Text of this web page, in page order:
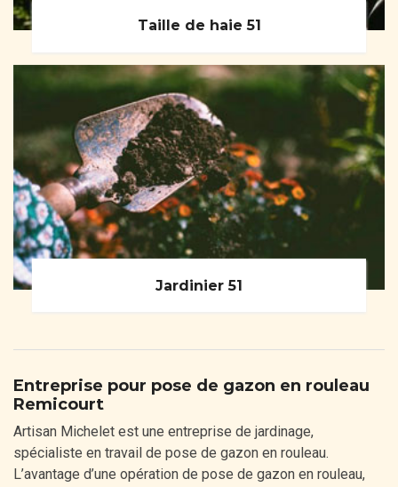
Taille de haie 51
Jardinier 51
Entreprise pour pose de gazon en rouleau
Remicourt
Artisan Michelet est une entreprise de jardinage,
spécialiste en travail de pose de gazon en rouleau.
L’avantage d’une opération de pose de gazon en rouleau,